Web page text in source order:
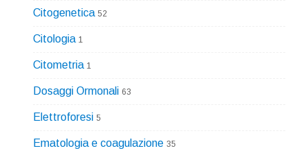
Citogenetica 52
Citologia 1
Citometria 1
Dosaggi Ormonali 63
Elettroforesi 5
Ematologia e coagulazione 35